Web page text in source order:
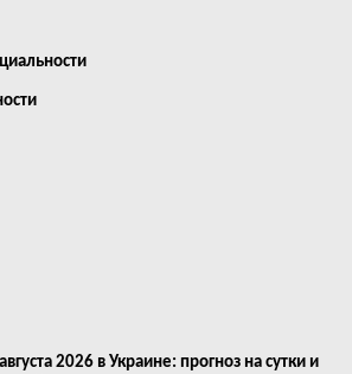
2026 в Украине: прогноз на сутки и